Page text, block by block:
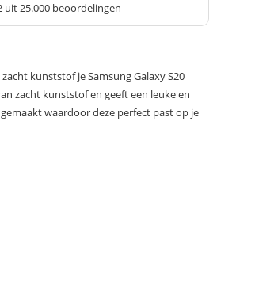
uit 25.000 beoordelingen
kunststof je Samsung Galaxy S20
zacht kunststof en geeft een leuke en
waardoor deze perfect past op je